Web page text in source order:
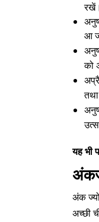
आ
को
यह भी
अंक
अच्छी